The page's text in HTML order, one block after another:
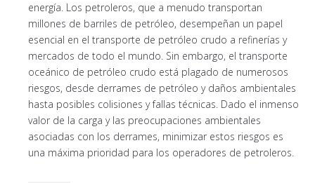
energía. Los petroleros, que a menudo transportan
millones de barriles de petróleo, desempeñan un papel
esencial en el transporte de petróleo crudo a refinerías y
mercados de todo el mundo. Sin embargo, el transporte
oceánico de petróleo crudo está plagado de numerosos
riesgos, desde derrames de petróleo y daños ambientales
hasta posibles colisiones y fallas técnicas. Dado el inmenso
valor de la carga y las preocupaciones ambientales
asociadas con los derrames, minimizar estos riesgos es
una máxima prioridad para los operadores de petroleros.